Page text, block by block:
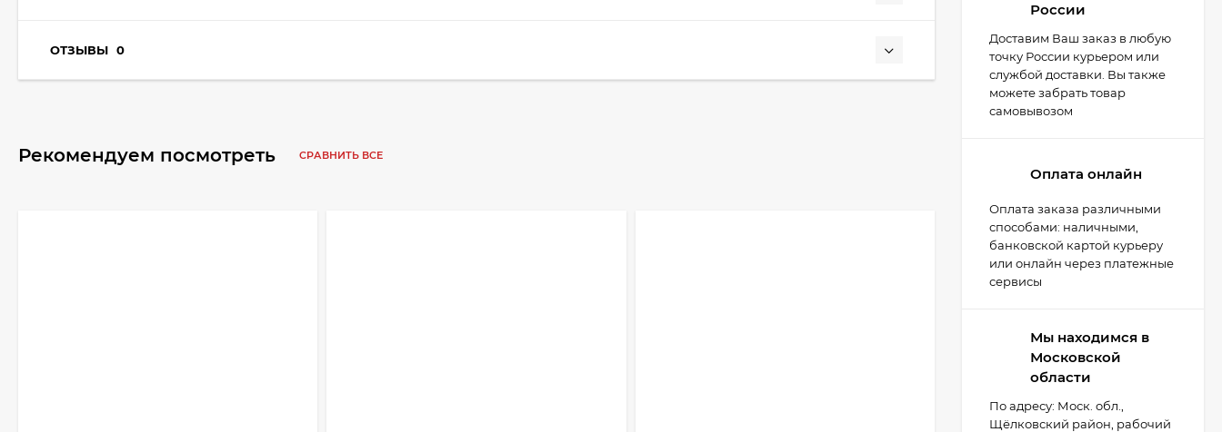
ОТЗЫВЫ 0
Рекомендуем посмотреть СРАВНИТЬ ВСЕ
России
Доставим Ваш заказ в любую
точку России курьером или
службой доставки. Вы также
можете забрать товар
самовывозом
Оплата онлайн
Оплата заказа различными
способами: наличными,
банковской картой курьеру
или онлайн через платежные
сервисы
Мы находимся в
Московской
области
По адресу: Моск. обл.,
Щёлковский район, рабочий